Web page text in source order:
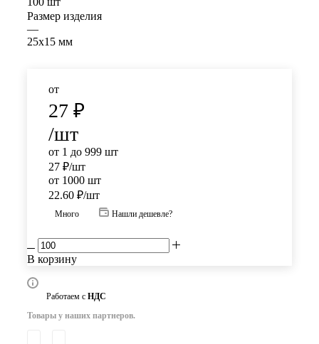
Размер изделия
—
25х15 мм
от
27 ₽
/шт
от 1 до 999 шт
27 ₽/шт
от 1000 шт
22.60 ₽/шт
Много Нашли дешевле?
В корзину
Работаем с НДС
Товары у наших партнеров.